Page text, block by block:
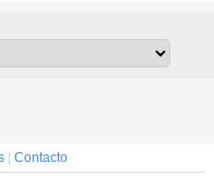
| Contacto